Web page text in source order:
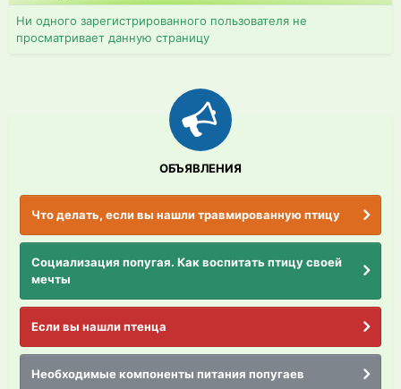
Ни одного зарегистрированного пользователя не
просматривает данную страницу
ОБЪЯВЛЕНИЯ
Что делать, если вы нашли травмированную птицу
Социализация попугая. Как воспитать птицу своей
мечты
Если вы нашли птенца
Необходимые компоненты питания попугаев